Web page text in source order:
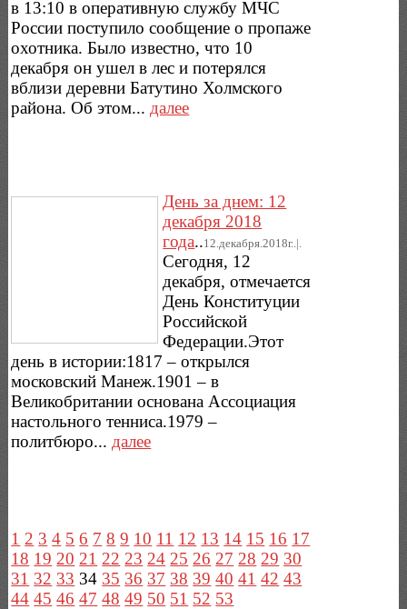
в 13:10 в оперативную службу МЧС
России поступило сообщение о пропаже
охотника. Было известно, что 10
декабря он ушел в лес и потерялся
вблизи деревни Батутино Холмского
района. Об этом... далее
День за днем: 12
декабря 2018
года..12.декабря.2018г..|.
Сегодня, 12
декабря, отмечается
День Конституции
Российской
Федерации.Этот
день в истории:1817 – открылся
московский Манеж.1901 – в
Великобритании основана Ассоциация
настольного тенниса.1979 –
политбюро...далее
1 2 3 4 5 6 7 8 9 10 11 12 13 14 15 16 17
18 19 20 21 22 23 24 25 26 27 28 29 30
31 32 33 34 35 36 37 38 39 40 41 42 43
44 45 46 47 48 49 50 51 52 53